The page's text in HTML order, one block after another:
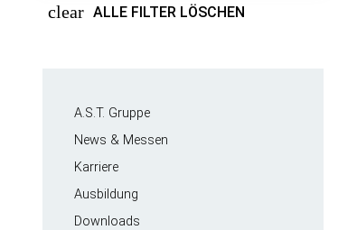
clear ALLE FILTER LÖSCHEN
Navigation
überspringen
A.S.T. Gruppe
News & Messen
Karriere
Ausbildung
Downloads